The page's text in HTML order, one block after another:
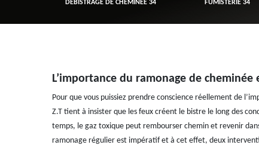
DÉBISTRAGE DE CHEMINÉE 34 FUMISTERIE 34
L’importance du ramonage de
Pour que vous puissiez prendre conscience réellement de
Z.T tient à insister que les feux créent le bistre le long des
temps, le gaz toxique peut rembourser chemin et revenir
ramonage régulier est impératif et à cet effet, deux